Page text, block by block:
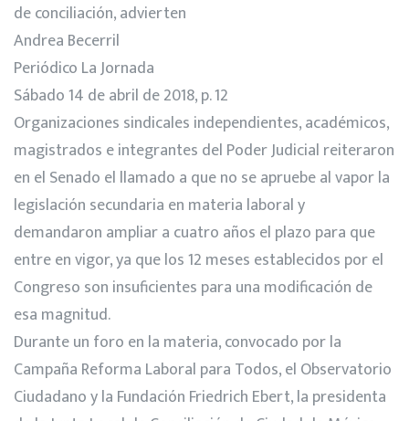
de conciliación, advierten
Andrea Becerril
Periódico La Jornada
Sábado 14 de abril de 2018, p. 12
Organizaciones sindicales independientes, académicos,
magistrados e integrantes del Poder Judicial reiteraron
en el Senado el llamado a que no se apruebe al vapor la
legislación secundaria en materia laboral y
demandaron ampliar a cuatro años el plazo para que
entre en vigor, ya que los 12 meses establecidos por el
Congreso son insuficientes para una modificación de
esa magnitud.
Durante un foro en la materia, convocado por la
Campaña Reforma Laboral para Todos, el Observatorio
Ciudadano y la Fundación Friedrich Ebert, la presidenta